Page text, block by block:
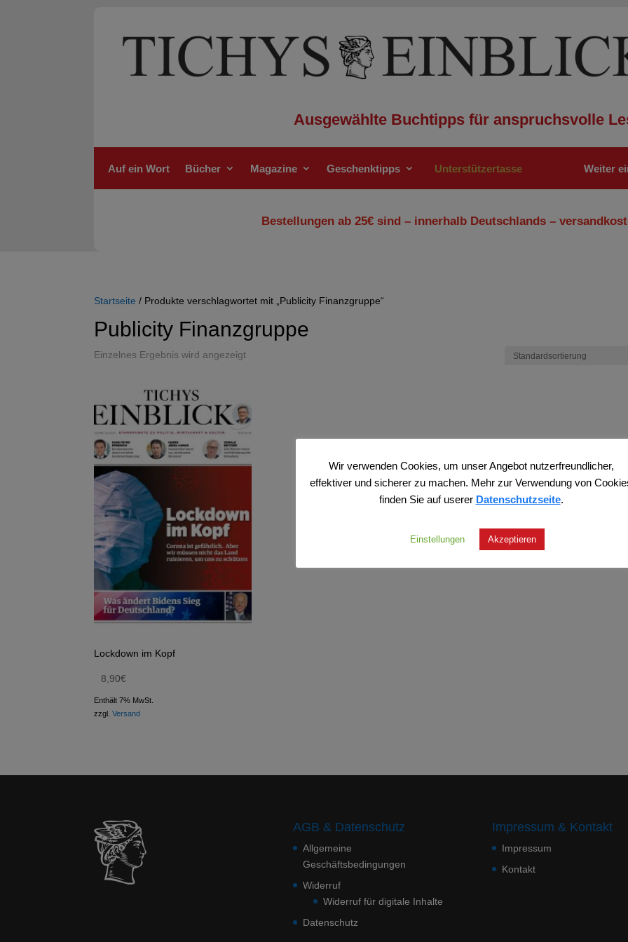
Ausgewählte Buchtipps für anspruchsvolle
Auf ein Wort Bücher Magazine Geschenktipps Unterstützertasse Weiter
Bestellungen ab 25€ sind – innerhalb Deutschlands –
Startseite / Produkte verschlagwortet mit „Publicity Finanzgruppe“
Publicity Finanzgruppe
Einzelnes Ergebnis wird angezeigt
Lockdown im Kopf
8,90€
Enthält 7% MwSt.
zzgl.Versand
AGB & Datenschutz
Allgemeine
Geschäftsbedingungen
Widerruf
Widerruf für digitale Inhalte
Datenschutz
Impressum & Kontakt
Impressum
Kontakt
Wir verwenden Cookies, um unser Angebot nutzerfreundlicher,
effektiver und sicherer zu machen. Mehr zur Verwendung von
finden Sie auf userer Datenschutzseite.
Einstellungen Akzeptieren